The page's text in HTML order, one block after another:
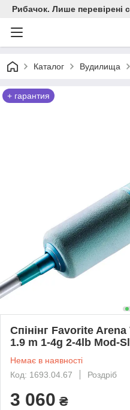
Рибачок. Лише перевірені
Каталог Вудилища
+ гарантия
Спінінг Favorite
1.9 m 1-4g 2-4lb Mod-
Немає в наявності
Код: 1693.04.67
Роздріб
3 060 ₴